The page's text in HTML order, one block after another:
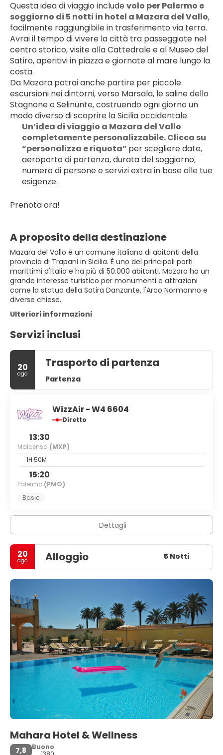
Questa idea di viaggio include volo per Palermo e
soggiorno di 5 notti in hotel a Mazara del Vallo,
facilmente raggiungibile in trasferimento via terra.
Avrai il tempo di vivere la città tra passeggiate nel
centro storico, visite alla Cattedrale e al Museo del
Satiro, aperitivi in piazza e giornate al mare lungo la
costa.
Da Mazara potrai anche partire per piccole
escursioni nei dintorni, verso Marsala, le saline dello
Stagnone o Selinunte, costruendo ogni giorno un
modo diverso di scoprire la Sicilia occidentale.
Un’idea di viaggio a Mazara del Vallo
completamente personalizzabile. Clicca su
“personalizza e riquota” per scegliere date,
aeroporto di partenza, durata del soggiorno,
numero di persone e servizi extra in base alle tue
esigenze.
Prenota ora!
A proposito della destinazione
Mazara del Vallo è un comune italiano di abitanti della
provincia di Trapani in Sicilia. È uno dei principali porti
marittimi d'Italia e ha più di 50.000 abitanti. Mazara ha un
grande interesse turistico per monumenti e attrazioni
come la statua della Satira Danzante, l'Arco Normanno e
diverse chiese.
Ulteriori informazioni
Servizi inclusi
20
ago
Trasporto di partenza
Partenza
WizzAir - W4 6604
Diretto
13:30
Malpensa (MXP)
1H 50M
15:20
Palermo (PMO)
Basic
Dettagli
20
ago Alloggio 5 Notti
Mahara Hotel & Wellness
7,8
Buono